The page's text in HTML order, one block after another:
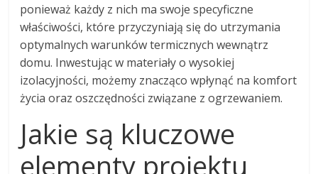
ponieważ każdy z nich ma swoje specyficzne
właściwości, które przyczyniają się do utrzymania
optymalnych warunków termicznych wewnątrz
domu. Inwestując w materiały o wysokiej
izolacyjności, możemy znacząco wpłynąć na komfort
życia oraz oszczędności związane z ogrzewaniem.
Jakie są kluczowe
elementy projektu